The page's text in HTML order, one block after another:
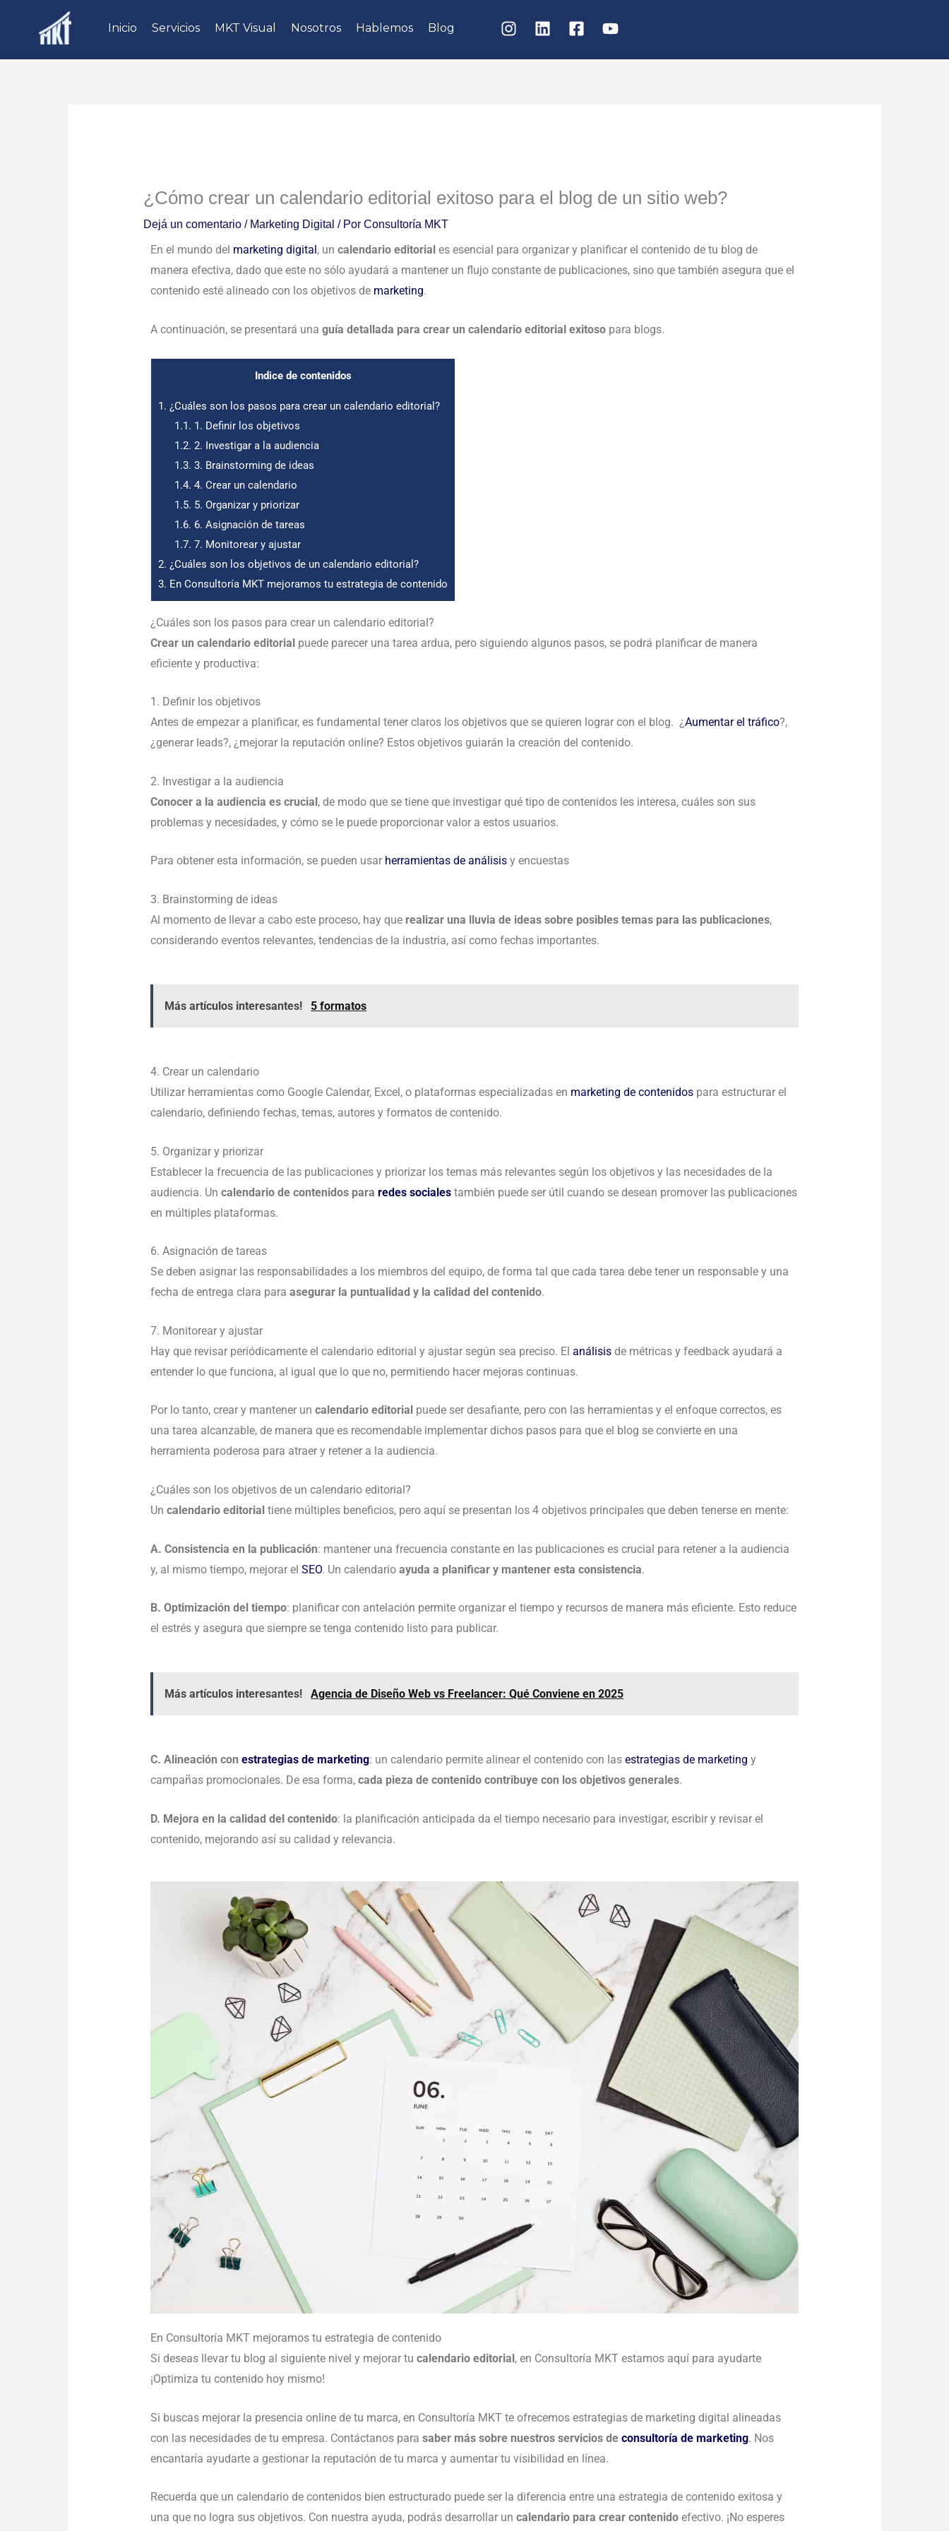
Inicio Servicios MKT Visual Nosotros Hablemos Blog
¿Cómo crear un calendario editorial exitoso para el blog de un sitio web?
Dejá un comentario / Marketing Digital / PorConsultoría MKT
En el mundo del marketing digital , uncalendario editorial es esencial para organizar y planificar el contenido de tu blog de
manera efectiva, dado que este no sólo ayudará a mantener un flujo constante de publicaciones, sino que también asegura que el
contenido esté alineado con los objetivos de marketing.
A continuación, se presentará unaguía detallada para crear un calendario editorial exitoso para blogs.
Indice de contenidos
1. ¿Cuáles son los pasos para crear un calendario editorial?
1.1. 1. Definir los objetivos
1.2. 2. Investigar a la audiencia
1.3. 3. Brainstorming de ideas
1.4. 4. Crear un calendario
1.5. 5. Organizar y priorizar
1.6. 6. Asignación de tareas
1.7. 7. Monitorear y ajustar
2. ¿Cuáles son los objetivos de un calendario editorial?
3. En Consultoría MKT mejoramos tu estrategia de contenido
¿Cuáles son los pasos para crear un calendario editorial?
Crear un calendario editorial puede parecer una tarea ardua, pero siguiendo algunos pasos, se podrá planificar de manera
eficiente y productiva:
1. Definir los objetivos
Antes de empezar a planificar, es fundamental tener claros los objetivos que se quieren lograr con el blog. ¿Aumentar el tráfico?,
¿generar leads?, ¿mejorar la reputación online? Estos objetivos guiarán la creación del contenido.
2. Investigar a la audiencia
Conocer a la audiencia es crucial, de modo que se tiene que investigar qué tipo de contenidos les interesa, cuáles son sus
problemas y necesidades, y cómo se le puede proporcionar valor a estos usuarios.
Para obtener esta información, se pueden usar herramientas de análisis y encuestas
3. Brainstorming de ideas
Al momento de llevar a cabo este proceso, hay que realizar una lluvia de ideas sobre posibles temas para las publicaciones,
considerando eventos relevantes, tendencias de la industria, así como fechas importantes.
Más artículos interesantes! 5 formatos
4. Crear un calendario
Utilizar herramientas como Google Calendar, Excel, o plataformas especializadas en marketing de contenidos para estructurar el
calendario, definiendo fechas, temas, autores y formatos de contenido.
5. Organizar y priorizar
Establecer la frecuencia de las publicaciones y priorizar los temas más relevantes según los objetivos y las necesidades de la
audiencia. Uncalendario de contenidos pararedes sociales también puede ser útil cuando se desean promover las publicaciones
en múltiples plataformas.
6. Asignación de tareas
Se deben asignar las responsabilidades a los miembros del equipo, de forma tal que cada tarea debe tener un responsable y una
fecha de entrega clara paraasegurar la puntualidad y la calidad del contenido.
7. Monitorear y ajustar
Hay que revisar periódicamente el calendario editorial y ajustar según sea preciso. Elanálisis de métricas y feedback ayudará a
entender lo que funciona, al igual que lo que no, permitiendo hacer mejoras continuas.
Por lo tanto, crear y mantener uncalendario editorial puede ser desafiante, pero con las herramientas y el enfoque correctos, es
una tarea alcanzable, de manera que es recomendable implementar dichos pasos para que el blog se convierte en una
herramienta poderosa para atraer y retener a la audiencia.
¿Cuáles son los objetivos de un calendario editorial?
Uncalendario editorial tiene múltiples beneficios, pero aquí se presentan los 4 objetivos principales que deben tenerse en mente:
A. Consistencia en la publicación: mantener una frecuencia constante en las publicaciones es crucial para retener a la audiencia
y, al mismo tiempo, mejorar elSEO. Un calendario ayuda a planificar y mantener esta consistencia.
B. Optimización del tiempo: planificar con antelación permite organizar el tiempo y recursos de manera más eficiente. Esto reduce
el estrés y asegura que siempre se tenga contenido listo para publicar.
Más artículos interesantes! Agencia de Diseño Web vs Freelancer: Qué Conviene en 2025
C. Alineación conestrategias de marketing: un calendario permite alinear el contenido con lasestrategias de marketing y
campañas promocionales. De esa forma,cada pieza de contenido contribuye con los objetivos generales.
D. Mejora en la calidad del contenido: la planificación anticipada da el tiempo necesario para investigar, escribir y revisar el
contenido, mejorando así su calidad y relevancia.
En Consultoría MKT mejoramos tu estrategia de contenido
Si deseas llevar tu blog al siguiente nivel y mejorar tucalendario editorial, en Consultoría MKT estamos aquí para ayudarte
¡Optimiza tu contenido hoy mismo!
Si buscas mejorar la presencia online de tu marca, en Consultoría MKT te ofrecemos estrategias de marketing digital alineadas
con las necesidades de tu empresa. Contáctanos parasaber más sobre nuestros servicios deconsultoría de marketing. Nos
encantaría ayudarte a gestionar la reputación de tu marca y aumentar tu visibilidad en línea.
Recuerda que un calendario de contenidos bien estructurado puede ser la diferencia entre una estrategia de contenido exitosa y
una que no logra sus objetivos. Con nuestra ayuda, podrás desarrollar uncalendario para crear contenido efectivo. ¡No esperes